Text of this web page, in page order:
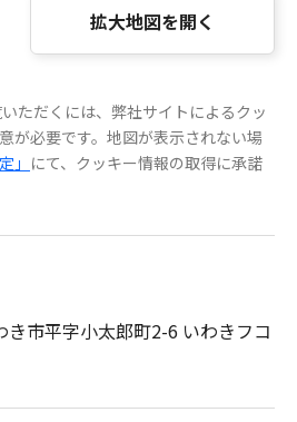
拡大地図を開く
ただくには、弊社サイトによるクッ
が必要です。地図が表示されない場
」 にて、クッキー情報の取得に承諾
き市平字小太郎町2-6 いわきフコ